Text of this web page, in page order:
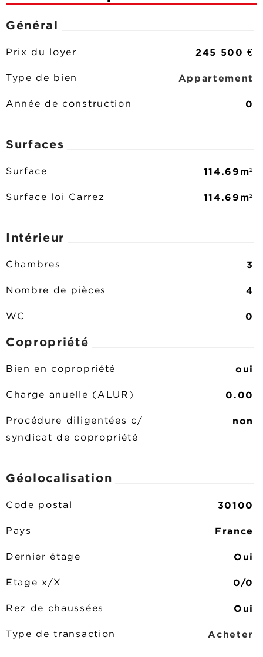
Général
Prix du loyer 245 500 €
Type de bien Appartement
Année de construction 0
Surfaces
Surface 114.69m²
Surface loi Carrez 114.69m²
Intérieur
Chambres 3
Nombre de pièces 4
WC 0
Copropriété
Bien en copropriété oui
Charge anuelle (ALUR) 0.00
Procédure diligentées c/
syndicat de copropriété
non
Géolocalisation
Code postal 30100
Pays France
Dernier étage Oui
Etage x/X 0/0
Rez de chaussées Oui
Type de transaction Acheter